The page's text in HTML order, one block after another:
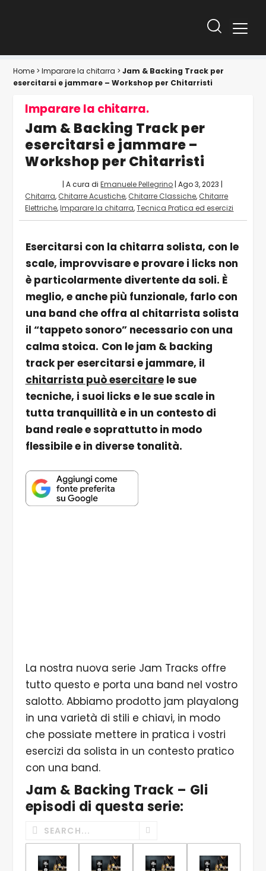
Home >Imparare la chitarra >Jam & Backing Track per
esercitarsi e jammare – Workshop per Chitarristi
Imparare la chitarra.
Jam & Backing Track per
esercitarsi e jammare –
Workshop per Chitarristi
| A cura diEmanuele Pellegrino |Ago 3, 2023 |
Chitarra, Chitarre Acustiche, Chitarre Classiche, Chitarre
Elettriche,Imparare la chitarra,Tecnica Pratica ed esercizi
Esercitarsi con la chitarra solista, con le
scale, improvvisare e provare i licks non
è particolarmente divertente da soli. È
meglio, e anche più funzionale, farlo con
una band che offra al chitarrista solista
il “tappeto sonoro” necessario con una
calma stoica. Con le jam & backing
track per esercitarsi e jammare, il
chitarrista può esercitarele sue
tecniche, i suoi licks e le sue scale in
tutta tranquillità e in un contesto di
band reale e soprattutto in modo
flessibile e in diverse tonalità.
La nostra nuova serie Jam Tracks offre
tutto questo e porta una band nel vostro
salotto. Abbiamo prodotto jam playalong
in una varietà di stili e chiavi, in modo
che possiate mettere in pratica i vostri
esercizi da solista in un contesto pratico
con una band.
Jam & Backing Track – Gli
episodi di questa serie: